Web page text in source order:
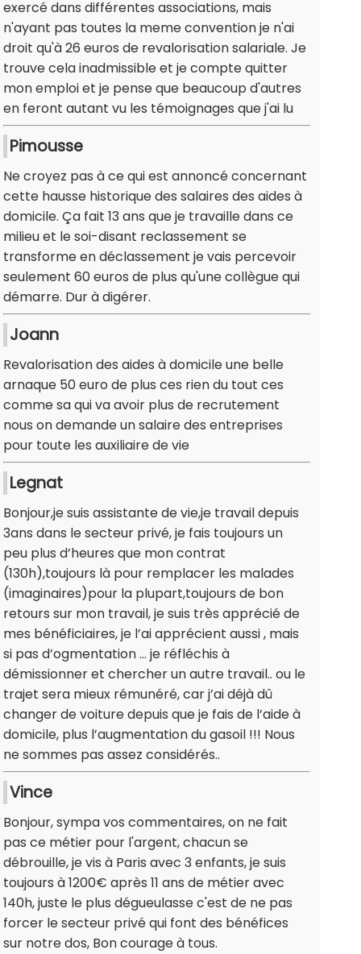
exercé dans différentes associations, mais
n'ayant pas toutes la meme convention je n'ai
droit qu'à 26 euros de revalorisation salariale. Je
trouve cela inadmissible et je compte quitter
mon emploi et je pense que beaucoup d'autres
en feront autant vu les témoignages que j'ai lu
Pimousse
Ne croyez pas à ce qui est annoncé concernant
cette hausse historique des salaires des aides à
domicile. Ça fait 13 ans que je travaille dans ce
milieu et le soi-disant reclassement se
transforme en déclassement je vais percevoir
seulement 60 euros de plus qu'une collègue qui
démarre. Dur à digérer.
Joann
Revalorisation des aides à domicile une belle
arnaque 50 euro de plus ces rien du tout ces
comme sa qui va avoir plus de recrutement
nous on demande un salaire des entreprises
pour toute les auxiliaire de vie
Legnat
Bonjour,je suis assistante de vie,je travail depuis
3ans dans le secteur privé, je fais toujours un
peu plus d’heures que mon contrat
(130h),toujours là pour remplacer les malades
(imaginaires)pour la plupart,toujours de bon
retours sur mon travail, je suis très apprécié de
mes bénéficiaires, je l’ai apprécient aussi , mais
si pas d’ogmentation … je réfléchis à
démissionner et chercher un autre travail.. ou le
trajet sera mieux rémunéré, car j’ai déjà dû
changer de voiture depuis que je fais de l’aide à
domicile, plus l’augmentation du gasoil !!! Nous
ne sommes pas assez considérés..
Vince
Bonjour, sympa vos commentaires, on ne fait
pas ce métier pour l'argent, chacun se
débrouille, je vis à Paris avec 3 enfants, je suis
toujours à 1200€ après 11 ans de métier avec
140h, juste le plus dégueulasse c'est de ne pas
forcer le secteur privé qui font des bénéfices
sur notre dos, Bon courage à tous.